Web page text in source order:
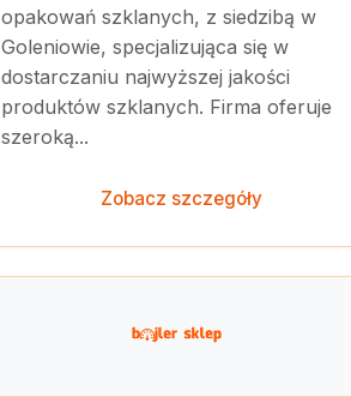
opakowań szklanych, z siedzibą w
Goleniowie, specjalizująca się w
dostarczaniu najwyższej jakości
produktów szklanych. Firma oferuje
szeroką...
Zobacz szczegóły